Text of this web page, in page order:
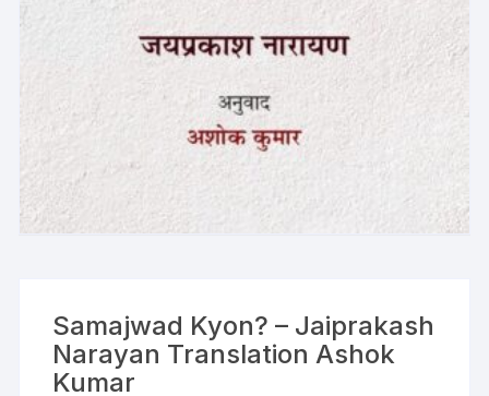
Samajwad Kyon? – Jaiprakash
Narayan Translation Ashok
Kumar